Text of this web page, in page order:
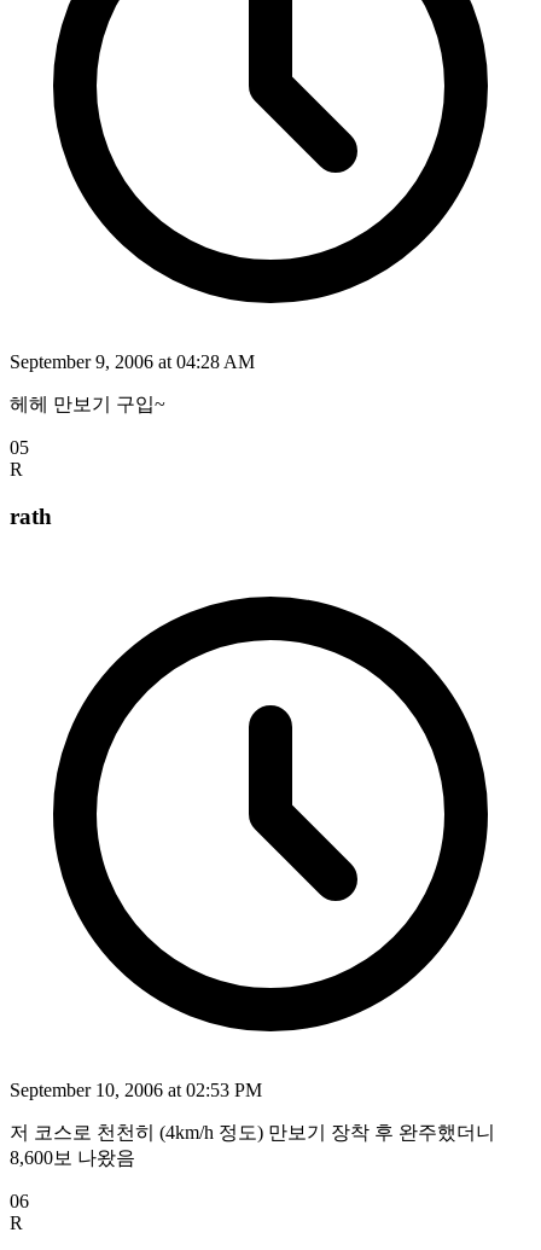
September 9, 2006 at 04:28 AM
헤헤 만보기 구입~
05
R
rath
September 10, 2006 at 02:53 PM
저 코스로 천천히 (4km/h 정도) 만보기 장착 후 완주했더니
8,600보 나왔음
06
R